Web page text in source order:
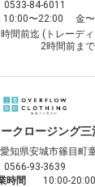
0533-84-6011
10:00〜22:00 金
間前迄 (トレーデ
2時間前ま
クロージング三
愛知県安城市篠目町
0566-93-3639
時間
10:00-20:00